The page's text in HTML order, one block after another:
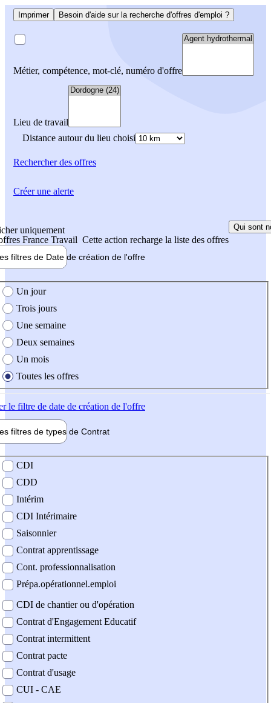
Imprimer Besoin d'aide sur la recherche d'offres d'emploi ?
Métier, compétence, mot-clé, numéro d'offre
Lieu de travail
Distance autour du lieu choisi
Rechercherdes offres
uniquement
France Travail Cette action recharge la liste des offres
Qui sont
filtres de Date de création de l'offre
création de l'offre
Un jour
Trois jours
Une semaine
Deux semaines
Un mois
Toutes les offres
le filtre de date de création de l'offre
filtres de types de Contrat
contrat
CDI
CDD
Intérim
CDI Intérimaire
Saisonnier
Contrat apprentissage
Cont. professionnalisation
Prépa.opérationnel.emploi
CDI de chantier ou d'opération
Contrat d'Engagement Educatif
Contrat intermittent
Contrat pacte
Contrat d'usage
CUI - CAE
Créer une alerte